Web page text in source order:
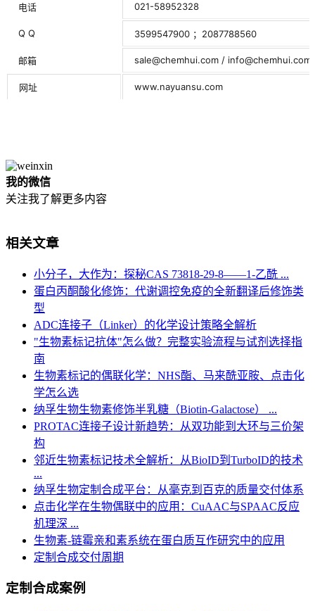
电话 021-58952328
Q Q 3599547900 ；2087788560
邮箱 sale@chemhui.com / info@chemhui.com
网址 www.nayuansu.com
我的微信
关注我了解更多内容
相关文章
小分子，大作为：探秘CAS 73818-29-8——1-乙酰 ...
蛋白丙酮酸化修饰：代谢调控免疫的全新翻译后修饰类
型
ADC连接子（Linker）的化学设计策略全解析
"生物素标记抗体"怎么做？完整实验流程与试剂选择指
南
生物素标记的偶联化学：NHS酯、马来酰亚胺、点击化
学怎么选
纳孚生物生物素修饰半乳糖（Biotin-Galactose） ...
PROTAC连接子设计新趋势：从双功能到大环与三价架
构
邻近生物素标记技术全解析：从BioID到TurboID的技术
...
纳孚生物定制合成平台：从毫克到百克的质量交付体系
点击化学在生物偶联中的应用：CuAAC与SPAAC反应
机理深 ...
生物素-链霉亲和素系统在蛋白质互作研究中的应用
定制合成交付周期
定制合成案例